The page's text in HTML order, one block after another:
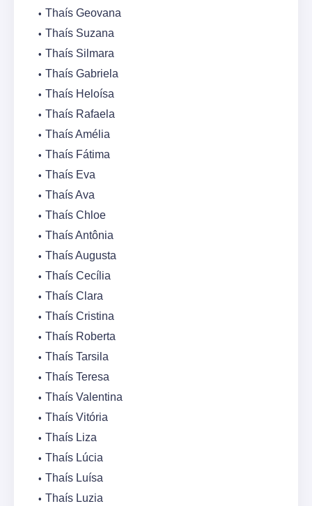
Thaís Geovana
Thaís Suzana
Thaís Silmara
Thaís Gabriela
Thaís Heloísa
Thaís Rafaela
Thaís Amélia
Thaís Fátima
Thaís Eva
Thaís Ava
Thaís Chloe
Thaís Antônia
Thaís Augusta
Thaís Cecília
Thaís Clara
Thaís Cristina
Thaís Roberta
Thaís Tarsila
Thaís Teresa
Thaís Valentina
Thaís Vitória
Thaís Liza
Thaís Lúcia
Thaís Luísa
Thaís Luzia